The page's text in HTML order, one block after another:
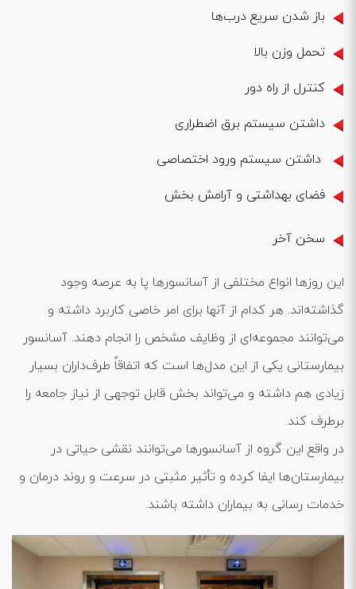
باز شدن سریع درب‌ها
تحمل وزن بالا
کنترل از راه دور
داشتن سیستم برق اضطراری
داشتن سیستم ورود اختصاصی
فضای بهداشتی و آرامش بخش
سخن آخر
این روزها انواع مختلفی از آسانسورها پا به عرصه وجود
گذاشته‌اند. هر کدام از آنها برای امر خاصی کاربرد داشته و
می‌توانند مجموعه‌ای از وظایف مشخص را انجام دهند. آسانسور
بیمارستانی یکی از این مدل‌ها است که اتفاقاً طرف‌داران بسیار
زیادی هم داشته و می‌تواند بخش قابل توجهی از نیاز جامعه را
برطرف کند.
در واقع این گروه از آسانسورها می‌توانند نقشی حیاتی در
بیمارستان‌ها ایفا کرده و تأثیر مثبتی در سرعت و روند درمان و
خدمات رسانی به بیماران داشته باشند.